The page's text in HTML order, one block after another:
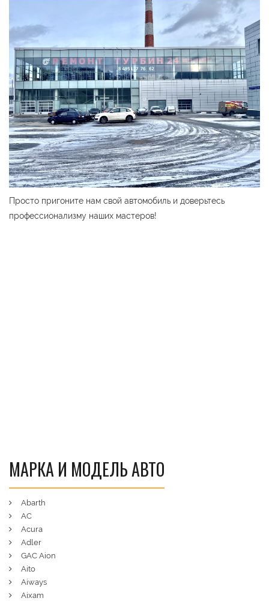
Просто пригоните нам свой автомобиль и доверьтесь
профессионализму наших мастеров!
МАРКА И МОДЕЛЬ АВТО
Abarth
AC
Acura
Adler
GAC Aion
Aito
Aiways
Aixam